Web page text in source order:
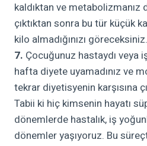
kaldıktan ve
çıktıktan sonra bu tür küçük
kilo almadığınızı göreceksiniz.
7. Çocuğunuz hastaydı veya
hafta diyete uyamadınız ve
tekrar diyetisyenin karşısına
Tabii ki hiç kimsenin hayatı
dönemlerde hastalık, iş
dönemler yaşıyoruz. Bu